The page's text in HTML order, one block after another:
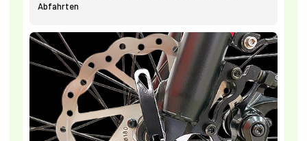
Abfahrten